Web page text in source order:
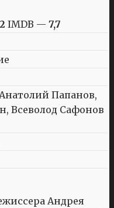
IMDB — 7,7
Папанов,
Всеволод Сафонов
Андрея